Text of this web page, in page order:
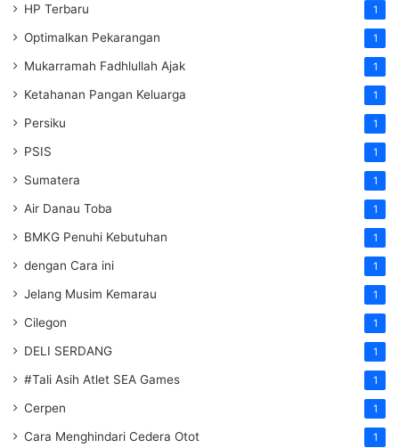
HP Terbaru 1
Optimalkan Pekarangan 1
Mukarramah Fadhlullah Ajak 1
Ketahanan Pangan Keluarga 1
Persiku 1
PSIS 1
Sumatera 1
Air Danau Toba 1
BMKG Penuhi Kebutuhan 1
dengan Cara ini 1
Jelang Musim Kemarau 1
Cilegon 1
DELI SERDANG 1
#Tali Asih Atlet SEA Games 1
Cerpen 1
Cara Menghindari Cedera Otot 1